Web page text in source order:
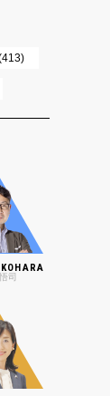
司